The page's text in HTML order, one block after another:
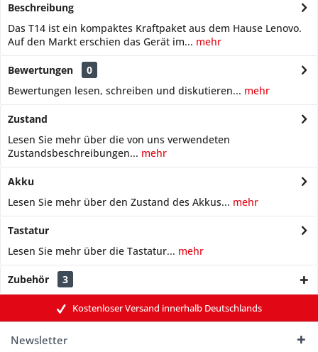
Beschreibung
Das T14 ist ein kompaktes Kraftpaket aus dem Hause Lenovo.
Auf den Markt erschien das Gerät im... mehr
Bewertungen
0
Bewertungen lesen, schreiben und diskutieren... mehr
Zustand
Lesen Sie mehr über die von uns verwendeten
Zustandsbeschreibungen... mehr
Akku
Lesen Sie mehr über den Zustand des Akkus... mehr
Tastatur
Lesen Sie mehr über die Tastatur... mehr
Zubehör 3
Kostenloser Versand innerhalb Deutschlands
Newsletter